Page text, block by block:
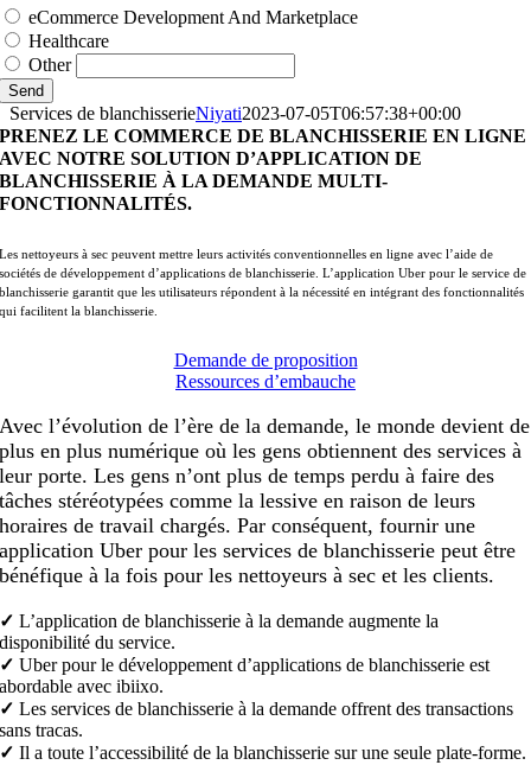
eCommerce Development And Marketplace
Healthcare
Other
Send
Services de blanchisserieNiyati2023-07-05T06:57:38+00:00
PRENEZ LE COMMERCE DE BLANCHISSERIE EN LIGNE
AVEC NOTRE SOLUTION D’APPLICATION DE
BLANCHISSERIE À LA DEMANDE MULTI-
FONCTIONNALITÉS.
Les nettoyeurs à sec peuvent mettre leurs activités conventionnelles en ligne avec l’aide de
sociétés de développement d’applications de blanchisserie. L’application Uber pour le service de
blanchisserie garantit que les utilisateurs répondent à la nécessité en intégrant des fonctionnalités
qui facilitent la blanchisserie.
Demande de proposition
Ressources d’embauche
Avec l’évolution de l’ère de la demande, le monde devient de
plus en plus numérique où les gens obtiennent des services à
leur porte. Les gens n’ont plus de temps perdu à faire des
tâches stéréotypées comme la lessive en raison de leurs
horaires de travail chargés. Par conséquent, fournir une
application Uber pour les services de blanchisserie peut être
bénéfique à la fois pour les nettoyeurs à sec et les clients.
✓L’application de blanchisserie à la demande augmente la
disponibilité du service.
✓Uber pour le développement d’applications de blanchisserie est
abordable avec ibiixo.
✓Les services de blanchisserie à la demande offrent des transactions
sans tracas.
✓Il a toute l’accessibilité de la blanchisserie sur une seule plate-forme.